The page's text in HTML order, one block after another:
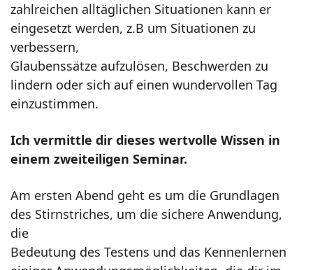
zahlreichen alltäglichen Situationen kann er
eingesetzt werden, z.B um Situationen zu
verbessern,
Glaubenssätze aufzulösen, Beschwerden zu
lindern oder sich auf einen wundervollen Tag
einzustimmen.
Ich vermittle dir dieses wertvolle Wissen in
einem zweiteiligen Seminar.
Am ersten Abend geht es um die Grundlagen
des Stirnstriches, um die sichere Anwendung,
die
Bedeutung des Testens und das Kennenlernen